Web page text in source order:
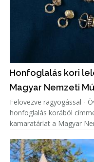
Honfoglalás kori
Magyar Nemzeti
Felövezve ragyogással -
honfoglalás korából
kamaratárlat a Magyar